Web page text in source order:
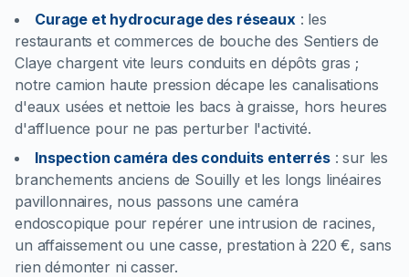
Curage et hydrocurage des réseaux: les
restaurants et commerces de bouche des Sentiers de
Claye chargent vite leurs conduits en dépôts gras ;
notre camion haute pression décape les canalisations
d'eaux usées et nettoie les bacs à graisse, hors heures
d'affluence pour ne pas perturber l'activité.
Inspection caméra des conduits enterrés:sur les
branchements anciens de Souilly et les longs linéaires
pavillonnaires, nous passons une caméra
endoscopique pour repérer une intrusion de racines,
un affaissement ou une casse, prestation à 220 €, sans
rien démonter ni casser.